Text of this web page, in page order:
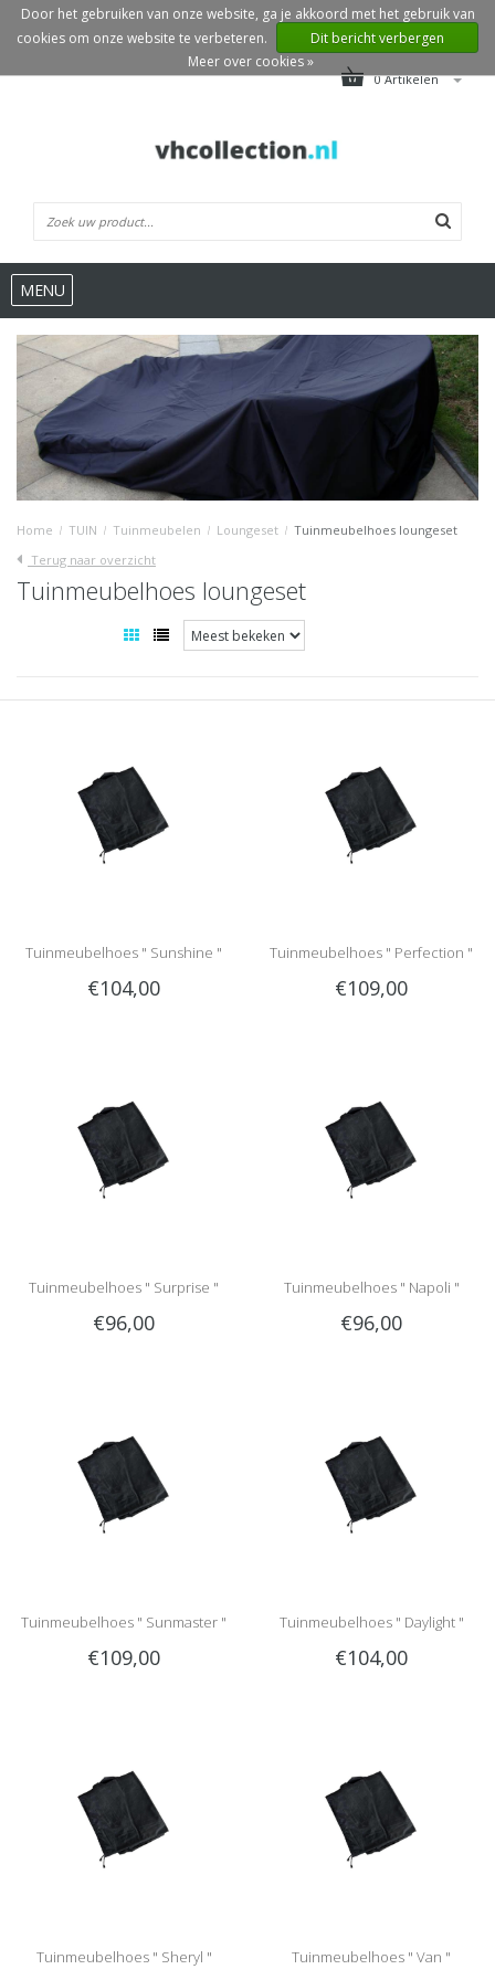
0 Artikelen
MENU
Home / TUIN / Tuinmeubelen / Loungeset / Tuinmeubelhoes loungeset
Terug naar overzicht
Tuinmeubelhoes loungeset
Tuinmeubelhoes " Sunshine "
€104,00
Tuinmeubelhoes " Perfection "
€109,00
Tuinmeubelhoes " Surprise "
€96,00
Tuinmeubelhoes " Napoli "
€96,00
Tuinmeubelhoes " Sunmaster "
€109,00
Tuinmeubelhoes " Daylight "
€104,00
Tuinmeubelhoes " Sheryl " Tuinmeubelhoes " Van "
Door het gebruiken van onze website, ga je akkoord met het gebruik van
cookies om onze website te verbeteren.
Dit bericht verbergen
Meer over cookies »